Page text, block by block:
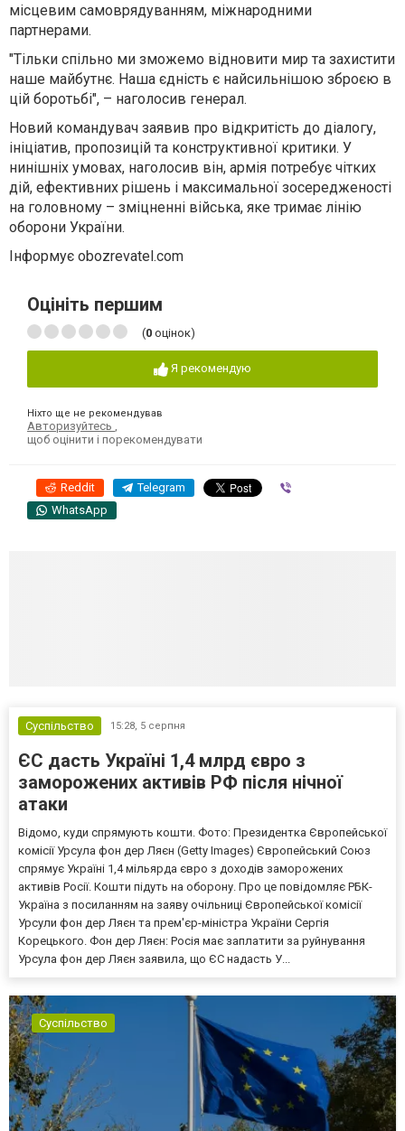
місцевим самоврядуванням, міжнародними
партнерами.
"Тільки спільно ми зможемо відновити мир та захистити
наше майбутнє. Наша єдність є найсильнішою зброєю в
цій боротьбі", – наголосив генерал.
Новий командувач заявив про відкритість до діалогу,
ініціатив, пропозицій та конструктивної критики. У
нинішніх умовах, наголосив він, армія потребує чітких
дій, ефективних рішень і максимальної зосередженості
на головному – зміцненні війська, яке тримає лінію
оборони України.
Інформує obozrevatel.com
Оцініть першим
(0 оцінок)
Я рекомендую
Ніхто ще не рекомендував
Авторизуйтесь ,
щоб оцінити і порекомендувати
Reddit Telegram
WhatsApp
Суспільство 15:28, 5 серпня
ЄС дасть Україні 1,4 млрд євро з
заморожених активів РФ після нічної
атаки
Відомо, куди спрямують кошти. Фото: Президентка Європейської
комісії Урсула фон дер Ляєн (Getty Images) Європейський Союз
спрямує Україні 1,4 мільярда євро з доходів заморожених
активів Росії. Кошти підуть на оборону. Про це повідомляє РБК-
Україна з посиланням на заяву очільниці Європейської комісії
Урсули фон дер Ляєн та прем'єр-міністра України Сергія
Корецького. Фон дер Ляєн: Росія має заплатити за руйнування
Урсула фон дер Ляєн заявила, що ЄС надасть У...
Суспільство